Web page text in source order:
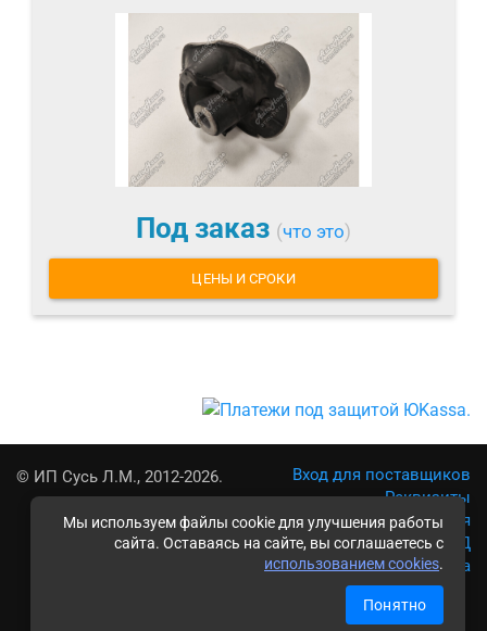
Мы используем файлы cookie для улучшения работы
сайта. Оставаясь на сайте, вы соглашаетесь с
использованием cookies.
Понятно
Под заказ (что это)
ЦЕНЫ И СРОКИ
© ИП Сусь Л.М., 2012-2026.
Вход для поставщиков
Реквизиты
Условия использования
Политика обработки ПД
Карта сайта